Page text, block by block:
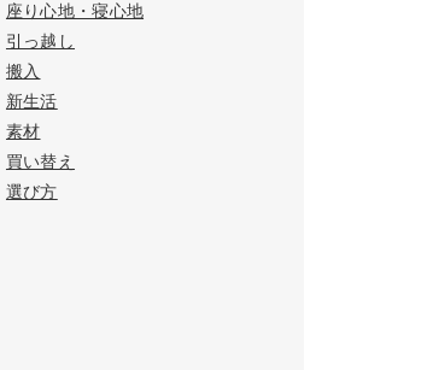
座り心地・寝心地
引っ越し
搬入
新生活
素材
買い替え
選び方